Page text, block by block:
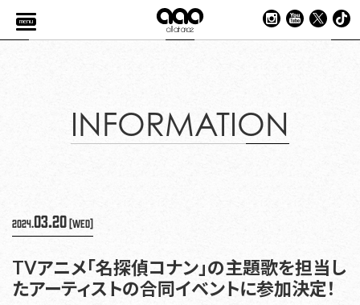
menu
INFORMATION
2024.03.20[Wed]
TVアニメ「名探偵コナン」の主題歌を担当し
たアーティストの合同イベントに参加決定！